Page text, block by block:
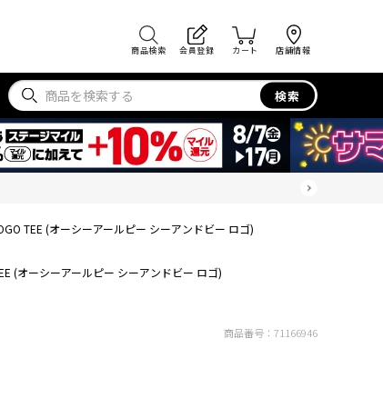
商品検索 会員登録 カート 店舗情報
検索
TEE (オーシーアールピー シーアンドビー ロゴ)
(オーシーアールピー シーアンドビー ロゴ)
商品番号： 71166946